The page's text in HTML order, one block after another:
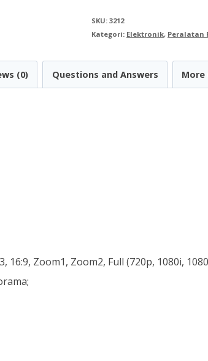
Digital
32
SKU:3212
Kategori: Elektronik, Peralatan
(0) Questions and Answers More
16:9, Zoom1, Zoom2, Full (720p, 1080i,